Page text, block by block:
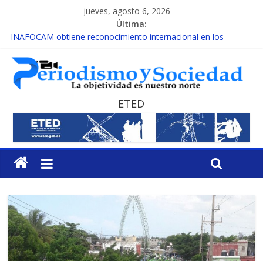
jueves, agosto 6, 2026
Última:
INAFOCAM obtiene reconocimiento internacional en los
15 de febrero de cada año es Día Nacional de la lucha contra el
cáncer infantil
EL ENFOQUE UNILATERAL DE LA COALICIÓN
MESCyT y Universidad Albizu apoyarán rehabilitación de
reclusos
MESCyT presenta calendario de Consulta Nacional por la
Educación
ETED